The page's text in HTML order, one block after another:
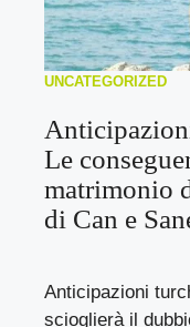
UNCATEGORIZED
Le
matrimonio
di Can e
Anticipazioni
scioglierà il